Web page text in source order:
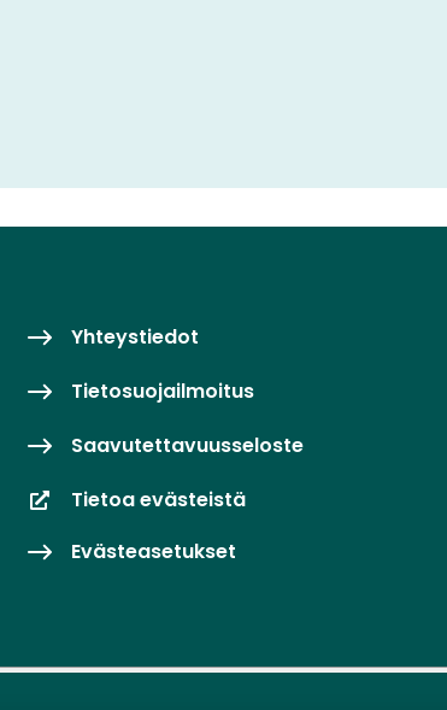
Yhteystiedot
Tietosuojailmoitus
Saavutettavuusseloste
Tietoa evästeistä
Evästeasetukset